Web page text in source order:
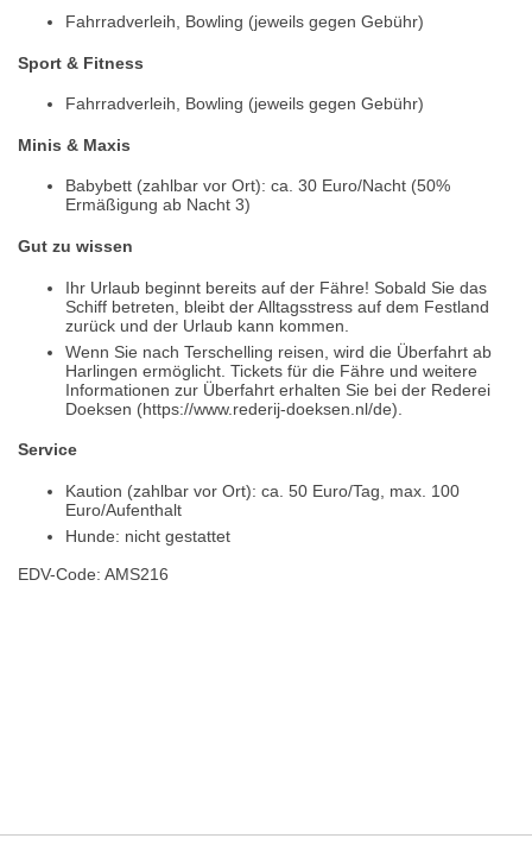
Fahrradverleih, Bowling (jeweils gegen Gebühr)
Sport & Fitness
Fahrradverleih, Bowling (jeweils gegen Gebühr)
Minis & Maxis
Babybett (zahlbar vor Ort): ca. 30 Euro/Nacht (50%
Ermäßigung ab Nacht 3)
Gut zu wissen
Ihr Urlaub beginnt bereits auf der Fähre! Sobald Sie das
Schiff betreten, bleibt der Alltagsstress auf dem Festland
zurück und der Urlaub kann kommen.
Wenn Sie nach Terschelling reisen, wird die Überfahrt ab
Harlingen ermöglicht. Tickets für die Fähre und weitere
Informationen zur Überfahrt erhalten Sie bei der Rederei
Doeksen (https://www.rederij-doeksen.nl/de).
Service
Kaution (zahlbar vor Ort): ca. 50 Euro/Tag, max. 100
Euro/Aufenthalt
Hunde: nicht gestattet
EDV-Code: AMS216